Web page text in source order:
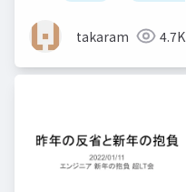
takaram 4.7K